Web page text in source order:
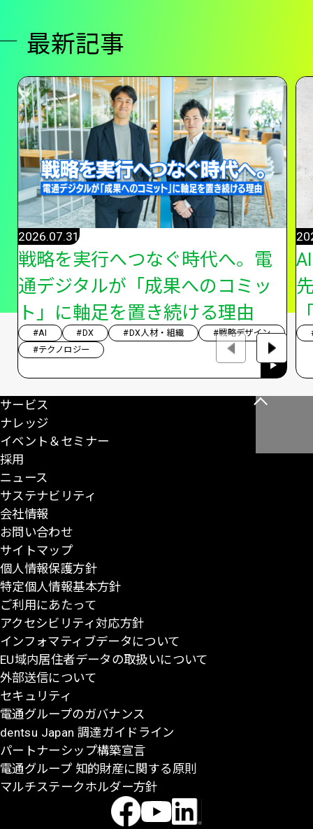
最新記事
戦略を実行へつなぐ時代へ。電
通デジタルが「成果へのコミッ
ト」に軸足を置き続ける理由
2026.07.31
#AI #DX #DX人材・組織
#戦略デザイン
#テクノロジー
こ
サービス
ナレッジ
イベント＆セミナー
採用
ニュース
サステナビリティ
会社情報
お問い合わせ
サイトマップ
個人情報保護方針
特定個人情報基本方針
ご利用にあたって
アクセシビリティ対応方針
インフォマティブデータについて
EU域内居住者データの取扱いについて
外部送信について
セキュリティ
電通グループのガバナンス
dentsu Japan 調達ガイドライン
パートナーシップ構築宣言
電通グループ 知的財産に関する原則
マルチステークホルダー方針